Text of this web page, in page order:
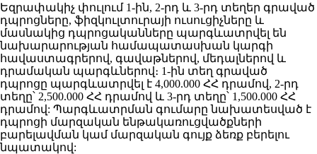
Եզրափակիչ փուլում 1-ին, 2-րդ և 3-րդ տեղեր գրաված
դպրոցները, ֆիզկուլտուրայի ուսուցիչները և
մասնակից դպրոցականները պարգևատրվել են
նախարարության համապատասխան կարգի
հավաստագրերով, գավաթներով, մեդալներով և
դրամական պարգևներով։ 1-ին տեղ գրաված
դպրոցը պարգևատրվել է 4,000.000 ՀՀ դրամով, 2-րդ
տեղը՝ 2,500.000 ՀՀ դրամով և 3-րդ տեղը՝ 1,500.000 ՀՀ
դրամով: Պարգևատրման գումարը նախատեսված է
դպրոցի մարզական ենթակառուցվածքների
բարելավման կամ մարզական գույք ձեռք բերելու
նպատակով: